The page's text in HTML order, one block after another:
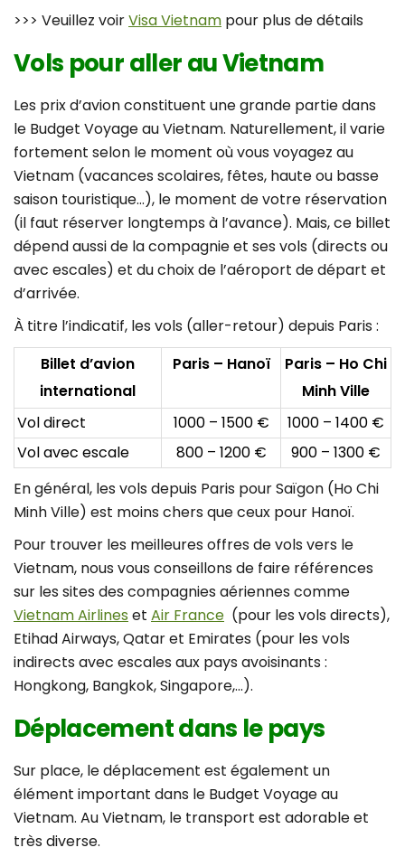
>>> Veuillez voirVisa Vietnam pour plus de détails
Vols pour aller au Vietnam
Les prix d’avion constituent une grande partie dans
le Budget Voyage au Vietnam. Naturellement, il varie
fortement selon le moment où vous voyagez au
Vietnam (vacances scolaires, fêtes, haute ou basse
saison touristique…), le moment de votre réservation
(il faut réserver longtemps à l’avance). Mais, ce billet
dépend aussi de la compagnie et ses vols (directs ou
avec escales) et du choix de l’aéroport de départ et
d’arrivée.
À titre l’indicatif, les vols (aller-retour) depuis Paris :
Billet d’avion
international
Paris – Hanoï
Paris – Ho Chi
Minh Ville
Vol direct
1000 – 1500 €
1000 – 1400 €
Vol avec escale
800 – 1200 €
900 – 1300 €
En général, les vols depuis Paris pour Saïgon (Ho Chi
Minh Ville) est moins chers que ceux pour Hanoï.
Pour trouver les meilleures offres de vols vers le
Vietnam, nous vous conseillons de faire références
sur les sites des compagnies aériennes comme
Vietnam Airlines et Air France (pour les vols directs),
Etihad Airways, Qatar et Emirates (pour les vols
indirects avec escales aux pays avoisinants :
Hongkong, Bangkok, Singapore,…).
Déplacement dans le pays
Sur place, le déplacement est également un
élément important dans le Budget Voyage au
Vietnam. Au Vietnam, le transport est adorable et
très diverse.